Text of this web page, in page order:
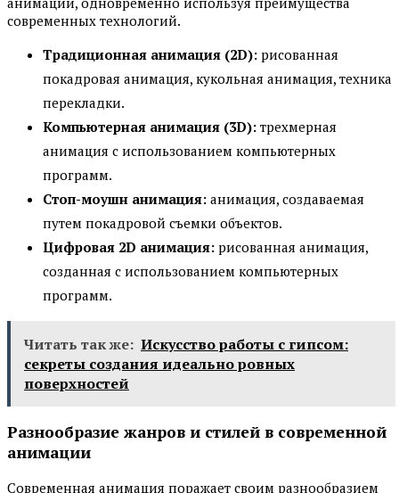
современных технологий.
Традиционная анимация (2D): рисованная
покадровая анимация, кукольная анимация, техника
перекладки.
Компьютерная анимация (3D): трехмерная
анимация с использованием компьютерных
программ.
Стоп-моушн анимация: анимация, создаваемая
путем покадровой съемки объектов.
Цифровая 2D анимация: рисованная анимация,
созданная с использованием компьютерных
программ.
Читать так же: Искусство работы с гипсом:
секреты создания идеально ровных
поверхностей
Разнообразие жанров и стилей в современной
анимации
Современная анимация поражает своим разнообразием